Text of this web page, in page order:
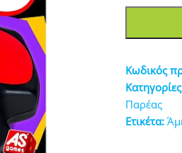
Φυτά
(1040-
20167)
ποσότητα
Κωδικός
Παρέας
Ετικέτα: